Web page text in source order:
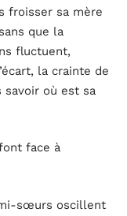
froisser sa mère
que la
fluctuent,
la crainte de
savoir où est sa
face à
sœurs oscillent